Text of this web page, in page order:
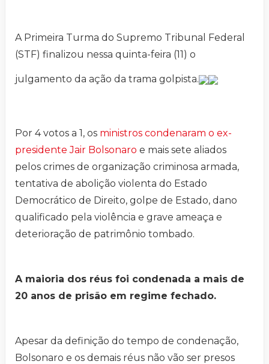
A Primeira Turma do Supremo Tribunal Federal
(STF) finalizou nessa quinta-feira (11) o
julgamento da ação da trama golpista.
Por 4 votos a 1, os ministros condenaram o ex-
presidente Jair Bolsonaro e mais sete aliados
pelos crimes de organização criminosa armada,
tentativa de abolição violenta do Estado
Democrático de Direito, golpe de Estado, dano
qualificado pela violência e grave ameaça e
deterioração de patrimônio tombado.
A maioria dos réus foi condenada a mais de
20 anos de prisão em regime fechado.
Apesar da definição do tempo de condenação,
Bolsonaro e os demais réus não vão ser presos